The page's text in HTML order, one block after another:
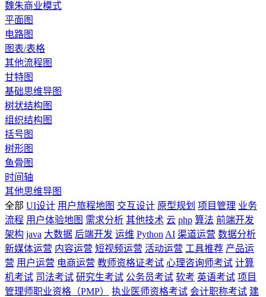
魏朱商业模式
平面图
电路图
图表/表格
其他流程图
甘特图
基础思维导图
树状结构图
组织结构图
括号图
树形图
鱼骨图
时间轴
其他思维导图
全部 UI设计 用户旅程地图 交互设计 原型规划 项目管理 业务
流程 用户体验地图 需求分析 其他技术 云 php 算法 前端开发
架构 java 大数据 后端开发 运维 Python AI 渠道运营 数据分析
新媒体运营 内容运营 短视频运营 活动运营 工具推荐 产品运
营 用户运营 电商运营 教师资格证考试 心理咨询师考试 计算
机考试 司法考试 研究生考试 公务员考试 软考 英语考试 项目
管理师职业资格（PMP）
执业医师资格考试 会计职称考试 建